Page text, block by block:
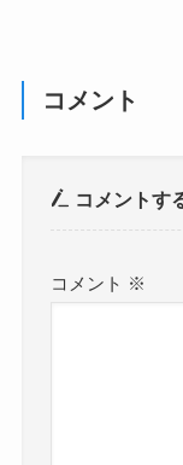
コメント
コメントす
コメント ※